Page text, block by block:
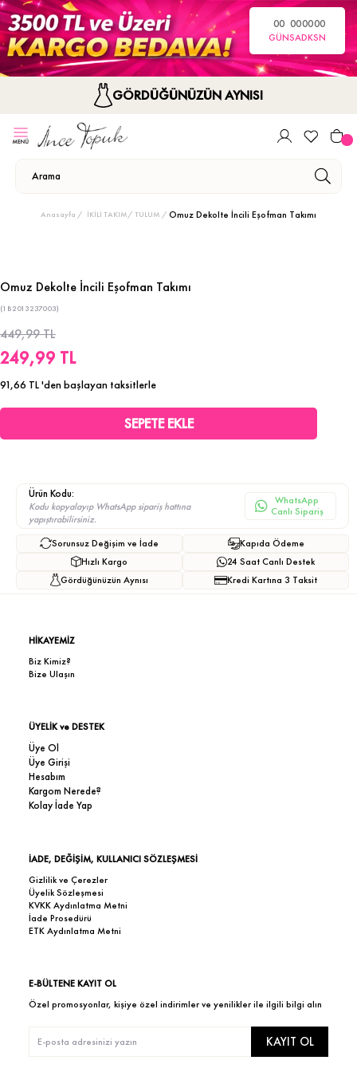
00
GÜN
00
SA
00
DK
00
SN
GÖRDÜĞÜNÜZÜN AYNISI
Anasayfa İKİLİ TAKIM/ TULUM Omuz Dekolte İncili Eşofman Takımı
Omuz Dekolte İncili Eşofman Takımı
(1B2013237003)
449,99 TL
249,99 TL
91,66 TL'den başlayan taksitlerle
Ürün Kodu:
Kodu kopyalayıp WhatsApp sipariş hattına
yapıştırabilirsiniz.
WhatsApp
Canlı Sipariş
Sorunsuz Değişim ve İade
Hızlı Kargo
Gördüğünüzün Aynısı
Kapıda Ödeme
24 Saat Canlı Destek
Kredi Kartına 3 Taksit
HİKAYEMİZ
Biz Kimiz?
Bize Ulaşın
ÜYELİK ve DESTEK
Üye Ol
Üye Girişi
Hesabım
Kargom Nerede?
Kolay İade Yap
İADE, DEĞİŞİM, KULLANICI SÖZLEŞMESİ
Gizlilik ve Çerezler
Üyelik Sözleşmesi
KVKK Aydınlatma Metni
İade Prosedürü
ETK Aydınlatma Metni
E-BÜLTENE KAYIT OL
Özel promosyonlar, kişiye özel indirimler ve yenilikler ile ilgili bilgi alın
KAYIT OL